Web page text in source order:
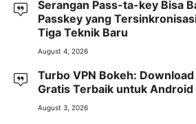
Serangan Pass-ta-key Bisa
Passkey yang
Tiga Teknik Baru
August 4, 2026
Turbo VPN Bokeh:
Gratis Terbaik untuk Android
August 3, 2026